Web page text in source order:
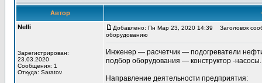
Автор
Nelli
Зарегистрирован:
23.03.2020
Сообщения: 1
Откуда: Saratov
Добавлено: Пн Мар 23, 2020 14:39
Заголовок
оборудованию
Инженер — расчетчик — подогреватели
подбор оборудования — конструктор -насосы.
Направление деятельности предприятия: